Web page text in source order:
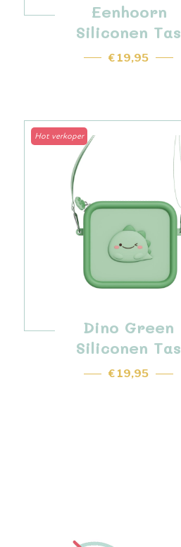
Eenhoorn
Siliconen Tas
€ 19,95
Hot verkoper
Dino Green
Siliconen Tas
€ 19,95